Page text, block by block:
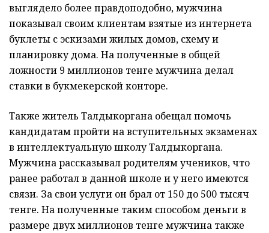
выглядело более правдоподобно, мужчина
показывал своим клиентам взятые из интернета
буклеты с эскизами жилых домов, схему и
планировку дома. На полученные в общей
ложности 9 миллионов тенге мужчина делал
ставки в букмекерской конторе.
Также житель Талдыкоргана обещал помочь
кандидатам пройти на вступительных экзаменах
в интеллектуальную школу Талдыкоргана.
Мужчина рассказывал родителям учеников, что
ранее работал в данной школе и у него имеются
связи. За свои услуги он брал от 150 до 500 тысяч
тенге. На полученные таким способом деньги в
размере двух миллионов тенге мужчина также